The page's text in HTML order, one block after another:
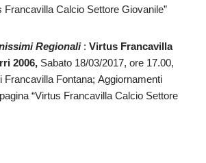
Francavilla Calcio Settore Giovanile”
Regionali : Virtus Francavilla
2006, Sabato 18/03/2017, ore 17.00,
Francavilla Fontana; Aggiornamenti
“Virtus Francavilla Calcio Settore